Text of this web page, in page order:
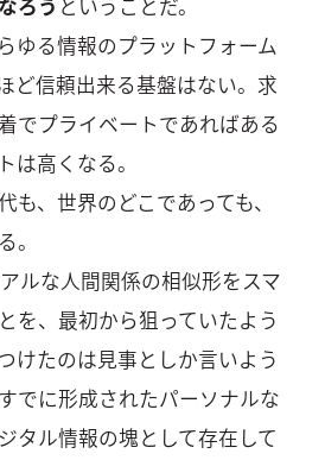
ゆる情報のプラットフォーム
ど信頼出来る基盤はない。求
でプライベートであればある
は高くなる。
も、世界のどこであっても、
。
ルな人間関係の相似形をスマ
を、最初から狙っていたよう
けたのは見事としか言いよう
でに形成されたパーソナルな
タル情報の塊として存在して